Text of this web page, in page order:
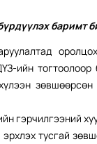
баримт
ийн
гэрчилгээний
тусгай